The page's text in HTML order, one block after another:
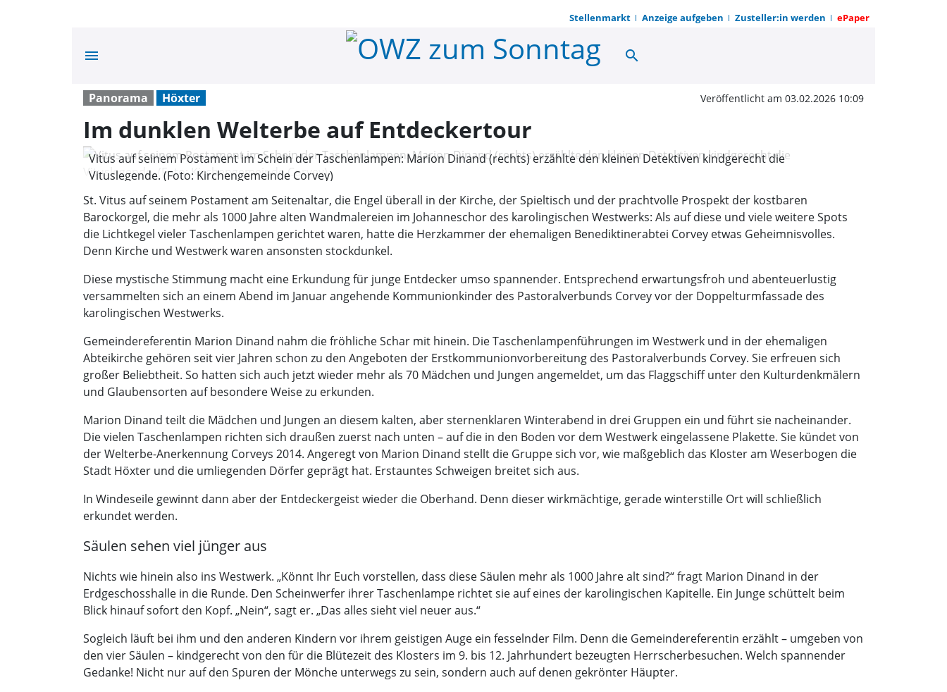
Stellenmarkt Anzeige aufgeben Zusteller:in werden ePaper
menu Im dunklen Welterbe auf
search
Panorama Höxter Veröffentlicht am 03.02.2026 10:09
Im dunklen Welterbe auf Entdeckertour
Vitus auf seinem Postament im Schein der Taschenlampen: Marion Dinand (rechts) erzählte den kleinen Detektiven kindgerecht die
Vituslegende. (Foto: Kirchengemeinde Corvey)
St. Vitus auf seinem Postament am Seitenaltar, die Engel überall in der Kirche, der Spieltisch und der prachtvolle Prospekt der kostbaren
Barockorgel, die mehr als 1000 Jahre alten Wandmalereien im Johanneschor des karolingischen Westwerks: Als auf diese und viele weitere Spots
die Lichtkegel vieler Taschenlampen gerichtet waren, hatte die Herzkammer der ehemaligen Benediktinerabtei Corvey etwas Geheimnisvolles.
Denn Kirche und Westwerk waren ansonsten stockdunkel.
Diese mystische Stimmung macht eine Erkundung für junge Entdecker umso spannender. Entsprechend erwartungsfroh und abenteuerlustig
versammelten sich an einem Abend im Januar angehende Kommunionkinder des Pastoralverbunds Corvey vor der Doppelturmfassade des
karolingischen Westwerks.
Gemeindereferentin Marion Dinand nahm die fröhliche Schar mit hinein. Die Taschenlampenführungen im Westwerk und in der ehemaligen
Abteikirche gehören seit vier Jahren schon zu den Angeboten der Erstkommunionvorbereitung des Pastoralverbunds Corvey. Sie erfreuen sich
großer Beliebtheit. So hatten sich auch jetzt wieder mehr als 70 Mädchen und Jungen angemeldet, um das Flaggschiff unter den Kulturdenkmälern
und Glaubensorten auf besondere Weise zu erkunden.
Marion Dinand teilt die Mädchen und Jungen an diesem kalten, aber sternenklaren Winterabend in drei Gruppen ein und führt sie nacheinander.
Die vielen Taschenlampen richten sich draußen zuerst nach unten – auf die in den Boden vor dem Westwerk eingelassene Plakette. Sie kündet von
der Welterbe-Anerkennung Corveys 2014. Angeregt von Marion Dinand stellt die Gruppe sich vor, wie maßgeblich das Kloster am Weserbogen die
Stadt Höxter und die umliegenden Dörfer geprägt hat. Erstauntes Schweigen breitet sich aus.
In Windeseile gewinnt dann aber der Entdeckergeist wieder die Oberhand. Denn dieser wirkmächtige, gerade winterstille Ort will schließlich
erkundet werden.
Säulen sehen viel jünger aus
Nichts wie hinein also ins Westwerk. „Könnt Ihr Euch vorstellen, dass diese Säulen mehr als 1000 Jahre alt sind?“ fragt Marion Dinand in der
Erdgeschosshalle in die Runde. Den Scheinwerfer ihrer Taschenlampe richtet sie auf eines der karolingischen Kapitelle. Ein Junge schüttelt beim
Blick hinauf sofort den Kopf. „Nein“, sagt er. „Das alles sieht viel neuer aus.“
Sogleich läuft bei ihm und den anderen Kindern vor ihrem geistigen Auge ein fesselnder Film. Denn die Gemeindereferentin erzählt – umgeben von
den vier Säulen – kindgerecht von den für die Blütezeit des Klosters im 9. bis 12. Jahrhundert bezeugten Herrscherbesuchen. Welch spannender
Gedanke! Nicht nur auf den Spuren der Mönche unterwegs zu sein, sondern auch auf denen gekrönter Häupter.